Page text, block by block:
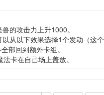
的攻击力上升1000。
从以下效果选择1个发动（这
部回到额外卡组。
法卡在自己场上盖放。